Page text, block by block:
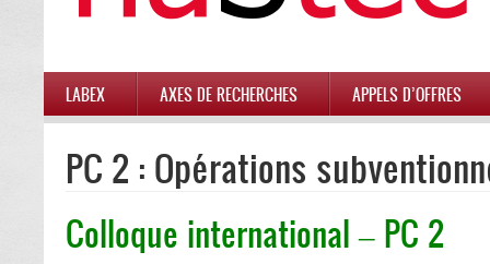
LABEX AXES DE RECHERCHES APPELS D’OFFRES
PC 2 : Opérations
Colloque international – PC 2